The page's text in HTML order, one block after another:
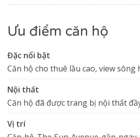
Ưu điểm căn hộ
Đặc nổi bật
Căn hộ cho thuê lầu cao, view
Nội thất
Căn hộ đã được trang bị nội thất
Vị trí